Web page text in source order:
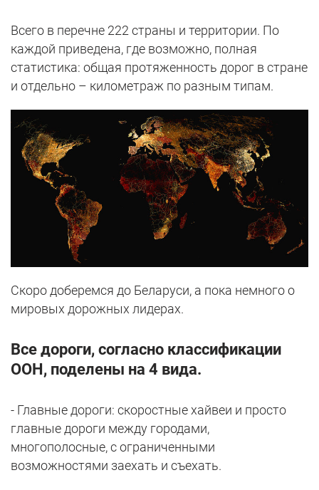
Всего в перечне 222 страны и территории. По
каждой приведена, где возможно, полная
статистика: общая протяженность дорог в стране
и отдельно – километраж по разным типам.
Скоро доберемся до Беларуси, а пока немного о
мировых дорожных лидерах.
Все дороги, согласно классификации
ООН, поделены на 4 вида.
- Главные дороги: скоростные хайвеи и просто
главные дороги между городами,
многополосные, с ограниченными
возможностями заехать и съехать.